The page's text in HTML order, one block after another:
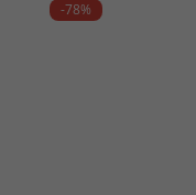
-78%